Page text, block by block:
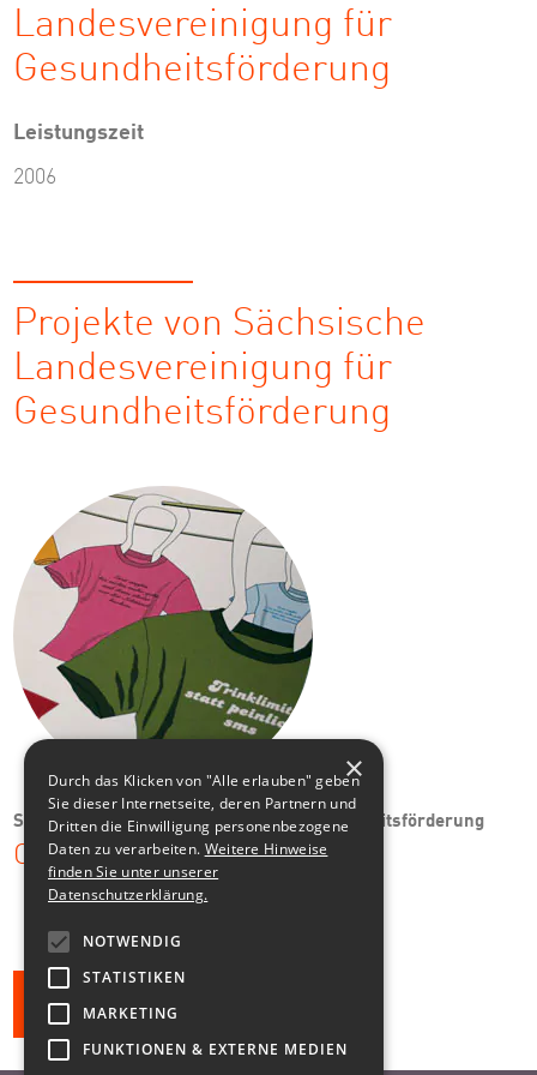
Landesvereinigung für
Gesundheitsförderung
Leistungszeit
2006
Projekte von Sächsische
Landesvereinigung für
Gesundheitsförderung
Sächsische Landesvereinigung für Gesundheitsförderung
Campaigning: TRINKLIMIT!
Alle Klienten
×
Durch das Klicken von "Alle erlauben" geben
Sie dieser Internetseite, deren Partnern und
Dritten die Einwilligung personenbezogene
Daten zu verarbeiten. Weitere Hinweise
finden Sie unter unserer
Datenschutzerklärung.
NOTWENDIG
STATISTIKEN
MARKETING
FUNKTIONEN & EXTERNE MEDIEN